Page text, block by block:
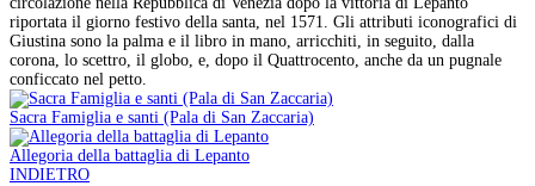
riportata il giorno festivo della santa, nel 1571. Gli attributi iconografici di
Giustina sono la palma e il libro in mano, arricchiti, in seguito, dalla
corona, lo scettro, il globo, e, dopo il Quattrocento, anche da un pugnale
conficcato nel petto.
Sacra Famiglia e santi (Pala di San Zaccaria)
Allegoria della battaglia di Lepanto
INDIETRO